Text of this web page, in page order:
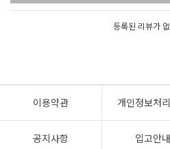
등록된 리뷰가
이용약관 개인정보처
공지사항 입고안내